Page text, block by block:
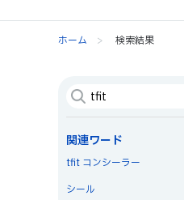
ホーム > 検索結果
関連ワード
tfit コンシーラー
シール